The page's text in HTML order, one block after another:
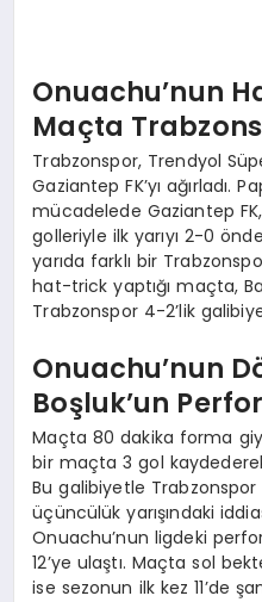
Onuachu’nun
Maçta
Trabzonspor, Trendyol
Gaziantep FK’yı ağırladı.
mücadelede Gaziantep
golleriyle ilk yarıyı 2-0
yarıda farklı bir
hat-trick yaptığı maçta,
Trabzonspor 4-2’lik
Onuachu’nun
Boşluk’un
Maçta 80 dakika forma
bir maçta 3 gol
Bu galibiyetle Trabzonspor
üçüncülük yarışındaki
Onuachu’nun ligdeki
12’ye ulaştı. Maçta sol
ise sezonun ilk kez 11’de